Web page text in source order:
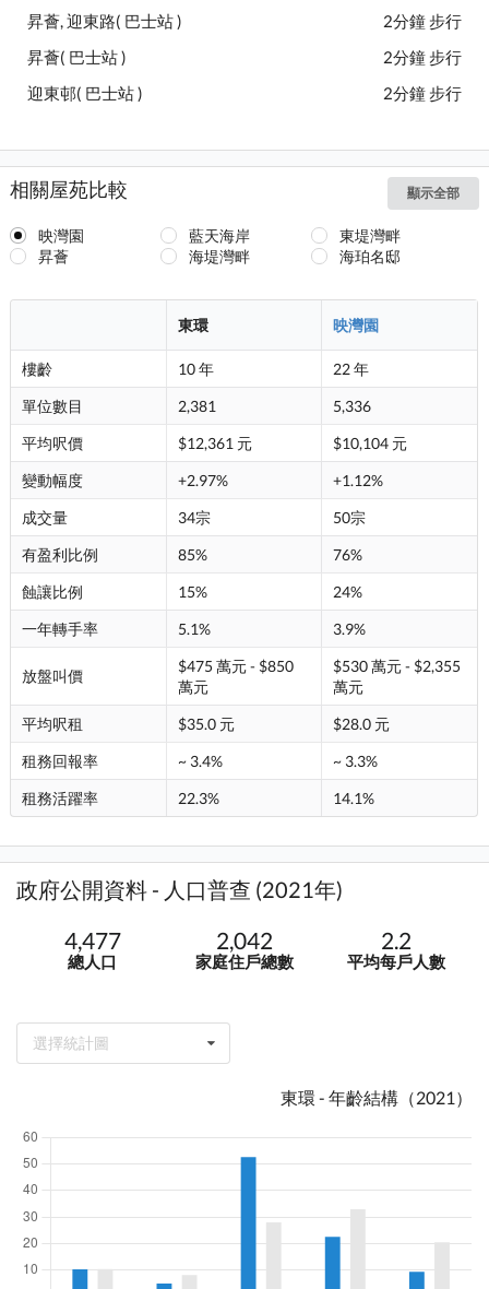
昇薈, 迎東路( 巴士站 )
2分鐘 步行
昇薈( 巴士站 )
2分鐘 步行
迎東邨( 巴士站 )
2分鐘 步行
相關屋苑比較 顯示全部
映灣園 藍天海岸
東堤灣畔
昇薈
海堤灣畔 海珀名邸
東環 映灣園
樓齡 10 年
22 年
單位數目
2,381
5,336
平均呎價
$12,361 元
$10,104 元
變動幅度
+2.97%
+1.12%
成交量
34宗
50宗
有盈利比例
85%
76%
蝕讓比例
15%
24%
一年轉手率
5.1% 3.9%
放盤叫價
$475 萬元 - $850
萬元
$530 萬元 - $2,355
萬元
平均呎租
$35.0 元
$28.0 元
租務回報率
~ 3.4%
~ 3.3%
租務活躍率
22.3% 14.1%
政府公開資料 - 人口普查 (2021年)
4,477
總人口
2,042
家庭住戶總數
2.2
平均每戶人數
選擇統計圖
東環 - 年齡結構（2021）